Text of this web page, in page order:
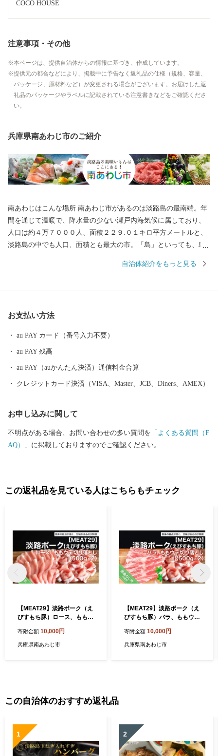
COCO HOUSE
注意事項・その他
本ページは、提供自治体からの情報に基づき、作成しています。
提供元の都合などにより、掲載中に予告なく返礼品の仕様（規格、容量、
パッケージ、原材料など）が変更される場合がございます。お届けした返
礼品のパッケージやラベルに記載されている注意書きなどをご確認くださ
い。
兵庫県南あわじ市のご紹介
南あわじはこんな場所 南あわじ市があるのは淡路島の最南端。年
間を通じて温暖で、降水量の少ない瀬戸内海気候に属しており、
人口は約４万７０００人、面積２２９.０１キロ平方メートルと、
淡路島の中でも人口、面積とも最大の市。「島」といっても、島
スしやすく、高速バスだと、京阪神から約２時間。徳島方面から
自治体紹介をもっと見る
お支払い方法
au PAY カード（番号入力不要）
au PAY 残高
au PAY（auかんたん決済）通信料金合算
クレジットカード決済（VISA、Master、JCB、Diners、AMEX）
お申し込みに関して
不明点がある場合、お問い合わせの多い質問を 「よくある質問（F
AQ）」 に掲載しておりますのでご確認ください。
この返礼品を見ている人はこちらもチェック
【MEAT29】淡路ポーク（え
びすもち豚）ロース、ももウ
寄附金額 10,000円
兵庫県南あわじ市
【MEAT29】淡路ポーク（え
びすもち豚）バラ、ももウデ
寄附金額 10,000円
兵庫県南あわじ市
この自治体のおすすめ返礼品
1 2